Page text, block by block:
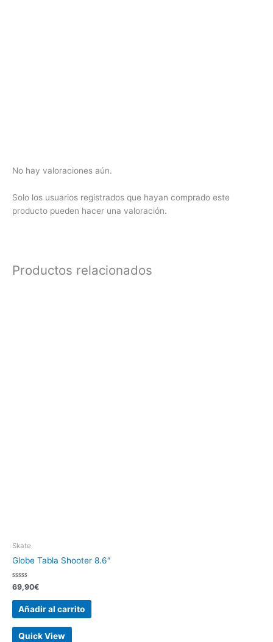
No hay valoraciones aún.
Solo los usuarios registrados que hayan comprado este
producto pueden hacer una valoración.
Productos relacionados
Skate
Globe Tabla Shooter 8.6″
Valorado
con
0
69,90€
Añadir al carrito
Quick View